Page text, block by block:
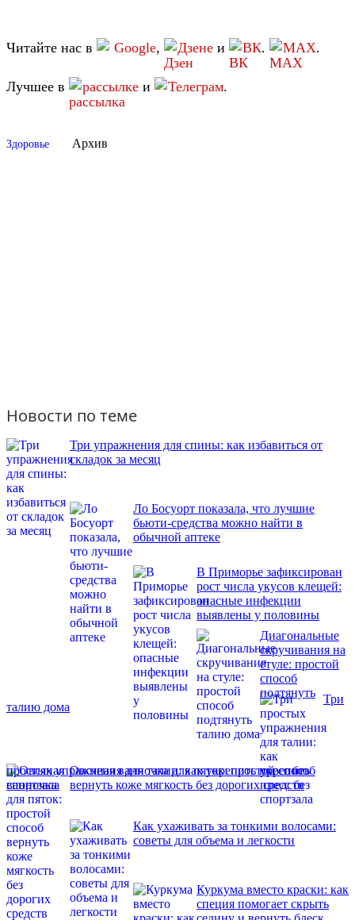
Читайте нас в Google, Дзене и ВК. MAX.
Лучшее в рассылке и Телеграм.
Здоровье Архив
Новости по теме
Три упражнения для спины: как избавиться от
складок за месяц
Ло Босуорт показала, что лучшие
бьюти-средства можно найти в
обычной аптеке
В Приморье зафиксирован
рост числа укусов клещей:
опасные инфекции
выявлены у половины
Диагональные
скручивания на
стуле: простой
способ
подтянуть
талию дома
Три
простых упражнения для талии: как укрепить пресс без
спортзала
Овсяная ванночка для пяток: простой способ
вернуть коже мягкость без дорогих средств
Как ухаживать за тонкими волосами:
советы для объема и легкости
Куркума вместо краски: как
специя помогает скрыть